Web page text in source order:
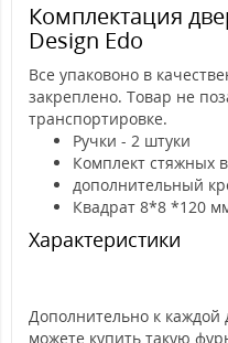
Комплектация
Design Edo
Все упаковоно в
закреплено. Товар не
транспортировке.
Ручки - 2 штуки
Комплект стяжных
дополнительный
Квадрат 8*8 *120
Характеристики
Дополнительно к каждой
можете купить такую